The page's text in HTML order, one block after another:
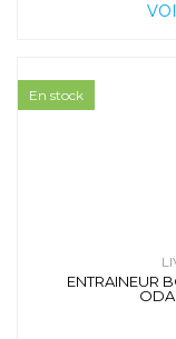
ENTRAINEUR
En stock